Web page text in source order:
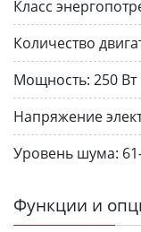
Класс
Количество
Мощность: 250 Вт
Напряжение
Уровень шума:
Функции и